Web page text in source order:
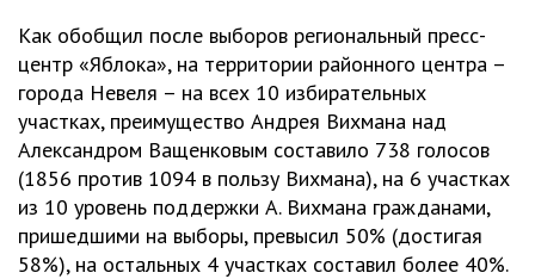
Как обобщил после выборов региональный пресс-
центр «Яблока», на территории районного центра –
города Невеля – на всех 10 избирательных
участках, преимущество Андрея Вихмана над
Александром Ващенковым составило 738 голосов
(1856 против 1094 в пользу Вихмана), на 6 участках
из 10 уровень поддержки А. Вихмана гражданами,
пришедшими на выборы, превысил 50% (достигая
58%), на остальных 4 участках составил более 40%.